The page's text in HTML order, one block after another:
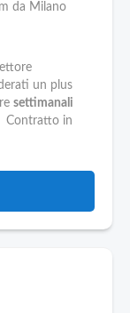
da Milano
un plus
settimanali
Contratto in